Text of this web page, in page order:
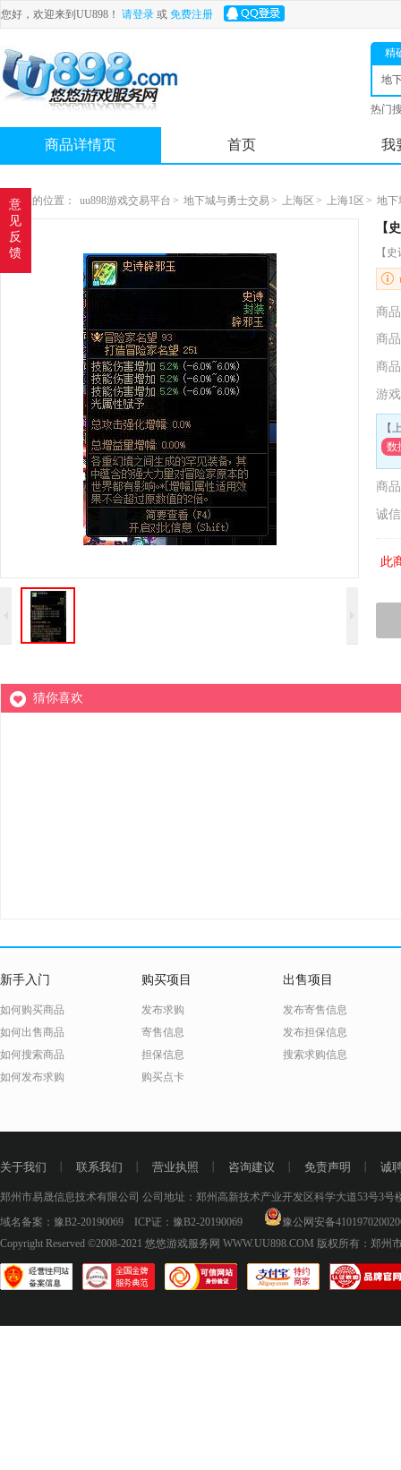
您好，欢迎来到UU898！ 请登录 或 免费注册
精
地
士
热门
商品详情页 首页 我
您现在的位置： uu898游戏交易平台 > 地下城与勇士交易 > 上海区 > 上海1区 > 地下
【
【
商
商
商
游
【
数
商
诚
此
猜你喜欢
新手入门
如何购买商品
如何出售商品
如何搜索商品
如何发布求购
购买项目
发布求购
寄售信息
担保信息
购买点卡
出售项目
发布寄售信息
发布担保信息
搜索求购信息
关于我们 联系我们 营业执照 咨询建议 免责声明 诚
郑州市易晟信息技术有限公司 公司地址：郑州高新技术产业开发区科学大道53号3号
域名备案： 豫B2-20190069 ICP证： 豫B2-20190069
豫公网安备
Copyright Reserved ©2008-2021 悠悠游戏服务网 WWW.UU898.COM 版权所有：郑州
意
见
反
馈